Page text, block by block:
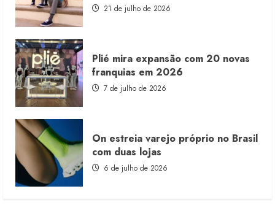
21 de julho de 2026
Plié mira expansão com 20 novas
franquias em 2026
7 de julho de 2026
On estreia varejo próprio no Brasil
com duas lojas
6 de julho de 2026